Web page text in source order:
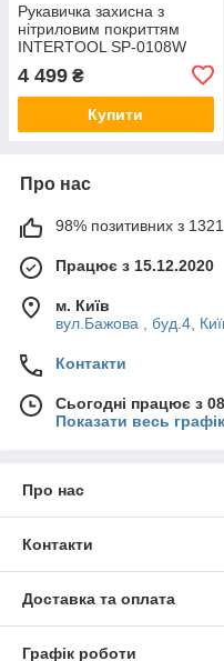
Рукавичка захисна з
нітриловим покриттям
INTERTOOL SP-0108W
4 499 ₴
Купити
Про нас
98% позитивних з 1321
Працює з 15.12.2020
м. Київ
вул.Бажова , буд.4,
Контакти
Сьогодні працює з
Показати весь
Про нас
Контакти
Доставка та оплата
Графік роботи